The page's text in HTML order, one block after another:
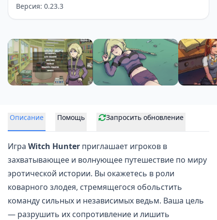
Версия: 0.23.3
Описание Помощь Запросить обновление
Игра Witch Hunter приглашает игроков в
захватывающее и волнующее путешествие по миру
эротической истории. Вы окажетесь в роли
коварного злодея, стремящегося обольстить
команду сильных и независимых ведьм. Ваша цель
— разрушить их сопротивление и лишить